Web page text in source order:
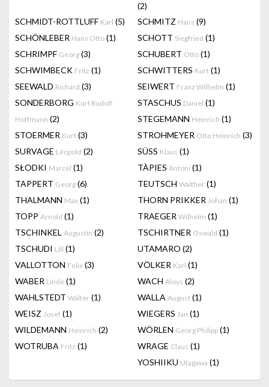
(2)
SCHMIDT-ROTTLUFF Karl (5) SCHMITZ Hans (9)
SCHÖNLEBER Hans Otto (1) SCHOTT Siegfried (1)
SCHRIMPF Georg (3) SCHUBERT Otto (1)
SCHWIMBECK Fritz (1) SCHWITTERS Kurt (1)
SEEWALD Richard (3) SEIWERT Franz Wilhelm (1)
SONDERBORG Kurt Rudolf
Hoffmann (2)
STASCHUS Daniel (1)
STEGEMANN Heinrich (1)
STOERMER Kurt (3) STROHMEYER Otto Heinrich (3)
SURVAGE Léopold (2) SÜSS Klaus (1)
SŁODKI Marcel (1) TÀPIES Antoni (1)
TAPPERT Georg (6) TEUTSCH Walther (1)
THALMANN Max (1) THORN PRIKKER Johan (1)
TOPP Arnold (1) TRAEGER Wilhelm (1)
TSCHINKEL Augustin (2) TSCHIRTNER Oswald (1)
TSCHUDI Lill (1) UTAMARO (2)
VALLOTTON Felix (3) VÖLKER Karl (1)
WABER Linde (1) WACH Aloys (2)
WAHLSTEDT Walter (1) WALLA August (1)
WEISZ Josef (1) WIEGERS Jan (1)
WILDEMANN Heinrich (2) WÖRLEN Georg Philipp (1)
WOTRUBA Fritz (1) WRAGE Claus (1)
YOSHIIKU Utagawa (1)